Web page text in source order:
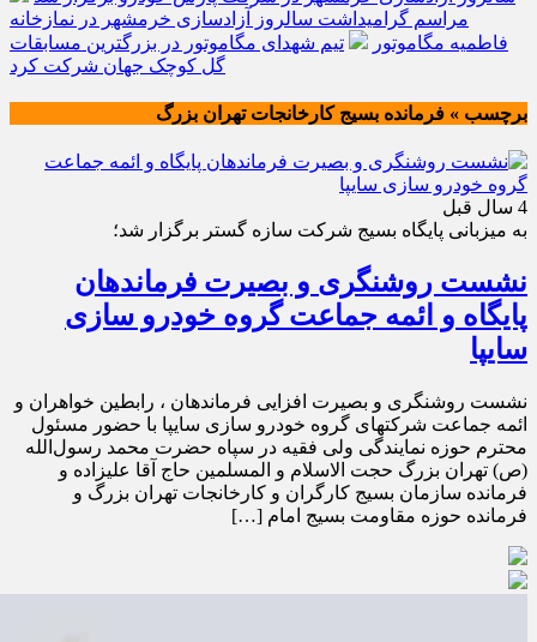
مراسم گرامیداشت سالروز آزادسازی خرمشهر در نمازخانه
فاطمیه مگاموتور
تیم شهدای مگاموتور در بزرگترین مسابقات
گل کوچک جهان شرکت کرد
برچسب » فرمانده بسیج کارخانجات تهران بزرگ
4 سال قبل
به میزبانی پایگاه بسیج شرکت سازه گستر برگزار شد؛
نشست روشنگری و بصیرت فرماندهان
پایگاه و ائمه جماعت گروه خودرو سازی
سایپا
نشست روشنگری و بصیرت افزایی فرماندهان ، رابطین خواهران و
ائمه جماعت شرکتهای گروه خودرو سازی سایپا با حضور مسئول
محترم حوزه نمایندگی ولی فقیه در سپاه حضرت محمد رسول‌الله
(ص) تهران بزرگ حجت الاسلام و المسلمین حاج آقا علیزاده و
فرمانده سازمان بسیج کارگران و کارخانجات تهران بزرگ و
فرمانده حوزه مقاومت بسیج امام […]